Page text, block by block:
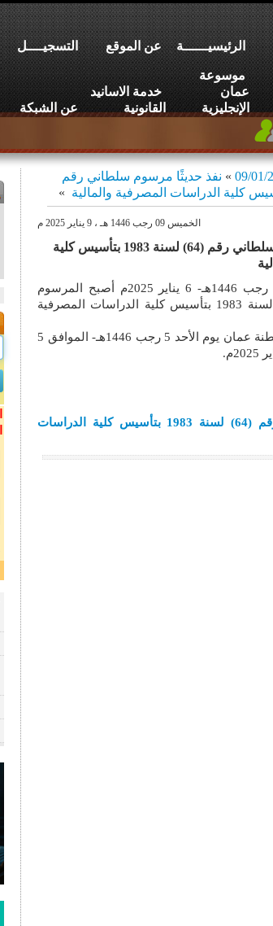
الرئيسيــــــة عن الموقع التسجيــــل
موسوعة
عمان
الإنجليزية
خدمة الاسانيد
القانونية
عن الشبكة
» نفذ حديثًا مرسوم سلطاني رقم
»
الخميس 09 رجب 1446 هـ ، 9 يناير 2025 م
نفذ حديثًا مرسوم سلطاني رقم (6) لسنة 2025 بتعديل المرسوم السلطاني رقم (64) لسنة 1983 بتأسيس كلية
تحيي شبكة المحامين العرب عملاءها وتفيدهم بأنه في يوم الإثنين 6 رجب 1446هـ- 6 يناير 2025م أصبح المرسوم
السلطاني رقم (6) لسنة 2025 بتعديل المرسوم السلطاني رقم (64) لسنة 1983 بتأسيس كلية الدراسات المصرفية
وقد صدر المرسوم بتاريخ 01/ 01/ 2025م ونشرته الجريدة الرسمية لسلطنة عمان يوم الأحد 5 رجب 1446هـ- الموافق 5
مرسوم سلطاني رقم (6) لسنة 2025 بتعديل المرسوم السلطاني رقم (64) لسنة 1983 بتأسيس كلية الدراسات